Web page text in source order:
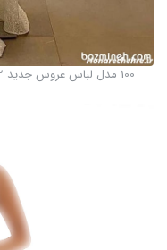
100 مدل لباس عروس جدید 2022 (به همراه تاج و کفش عروس) | بزمینه